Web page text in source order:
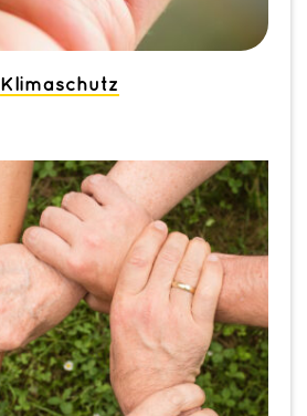
Klimaschutz